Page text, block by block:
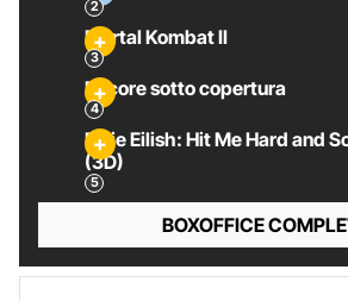
Mortal Kombat II
Pecore sotto copertura
Billie Eilish: Hit Me Hard and
(3D)
BOXOFFICE